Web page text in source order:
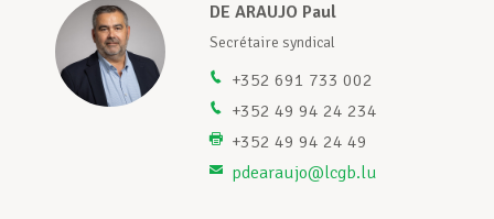
Développement professionnel
Devenir Membre
DE ARAUJO Paul
Secrétaire syndical
+352 691 733 002
+352 49 94 24 234
+352 49 94 24 49
pdearaujo@lcgb.lu